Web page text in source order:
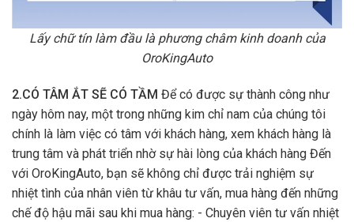
Lấy chữ tín làm đầu là phương châm kinh doanh của
OroKingAuto
2.CÓ TÂM ẮT SẼ CÓ TẦM Để có được sự thành công như
ngày hôm nay, một trong những kim chỉ nam của chúng tôi
chính là làm việc có tâm với khách hàng, xem khách hàng là
trung tâm và phát triển nhờ sự hài lòng của khách hàng Đến
với OroKingAuto, bạn sẽ không chỉ được trải nghiệm sự
nhiệt tình của nhân viên từ khâu tư vấn, mua hàng đến những
chế độ hậu mãi sau khi mua hàng: - Chuyên viên tư vấn nhiệt